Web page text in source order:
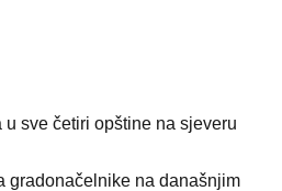
gradonačelnike na današnjim